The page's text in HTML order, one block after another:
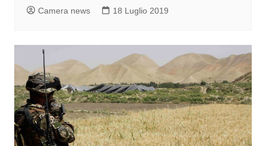
Camera news 18 Luglio 2019